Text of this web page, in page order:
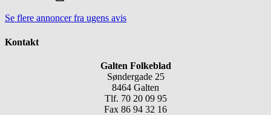
Se flere annoncer fra ugens avis
Kontakt
Galten Folkeblad
Søndergade 25
8464 Galten
Tlf. 70 20 09 95
Fax 86 94 32 16